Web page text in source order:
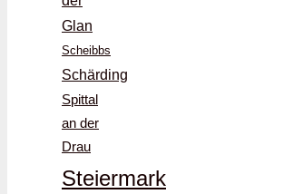
Glan
Scheibbs
Schärding
Spittal
an der
Drau
Steiermark